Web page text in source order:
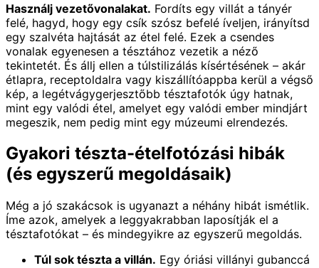
Használj vezetővonalakat. Fordíts egy villát a tányér
felé, hagyd, hogy egy csík szósz befelé íveljen, irányítsd
egy szalvéta hajtását az étel felé. Ezek a csendes
vonalak egyenesen a tésztához vezetik a néző
tekintetét. És állj ellen a túlstilizálás kísértésének – akár
étlapra, receptoldalra vagy kiszállítóappba kerül a végső
kép, a legétvágygerjesztőbb tésztafotók úgy hatnak,
mint egy valódi étel, amelyet egy valódi ember mindjárt
megeszik, nem pedig mint egy múzeumi elrendezés.
Gyakori tészta-ételfotózási hibák
(és egyszerű megoldásaik)
Még a jó szakácsok is ugyanazt a néhány hibát ismétlik.
Íme azok, amelyek a leggyakrabban laposítják el a
tésztafotókat – és mindegyikre az egyszerű megoldás.
Túl sok tészta a villán. Egy óriási villányi gubanccá